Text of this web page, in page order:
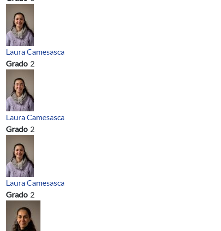
Laura Camesasca
Grado 2
Laura Camesasca
Grado 2
Laura Camesasca
Grado 2